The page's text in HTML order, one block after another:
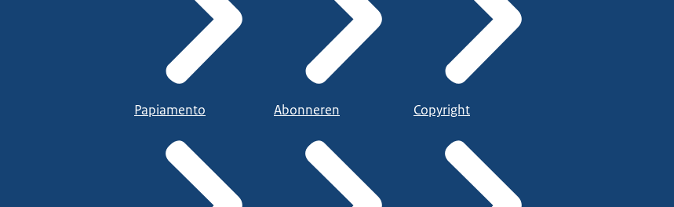
Papiamento Abonneren Copyright